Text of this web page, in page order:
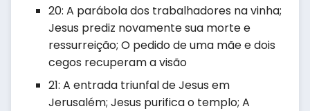
20: A parábola dos trabalhadores na vinha;
Jesus prediz novamente sua morte e
ressurreição; O pedido de uma mãe e dois
cegos recuperam a visão
21: A entrada triunfal de Jesus em
Jerusalém; Jesus purifica o templo; A